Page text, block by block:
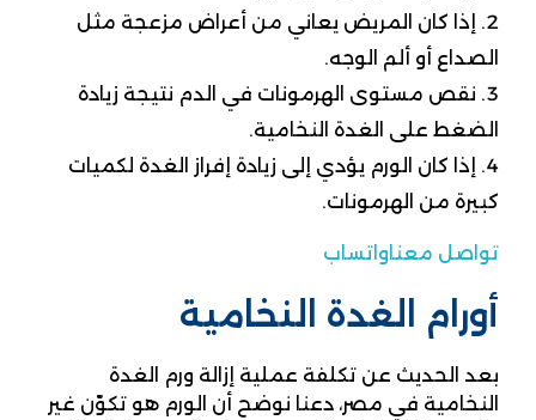
إذا كان المريض يعاني من أعراض مزعجة مثل
الصداع أو ألم الوجه.
نقص مستوى الهرمونات في الدم نتيجة زيادة
الضغط على الغدة النخامية.
إذا كان الورم يؤدي إلى زيادة إفراز الغدة لكميات
كبيرة من الهرمونات.
تواصل معنا واتساب
أورام الغدة النخامية
بعد الحديث عن تكلفة عملية إزالة ورم الغدة
النخامية في مصر، دعنا نوضح أن الورم هو تكوّن غير